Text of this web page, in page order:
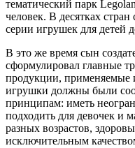
тематический парк
человек. В десятках
серии игрушек для детей
В это же время сын
сформулировал главные
продукции, применяемые
игрушки должны были
принципам: иметь
подходить для девочек и
разных возрастов,
исключительным